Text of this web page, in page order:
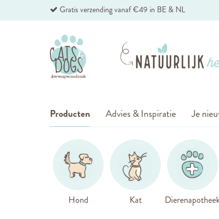
Ga
de
inhoud
Gratis verzending vanaf €49 in BE & NL
Producten
Hond Kat
Advies & Inspiratie Je